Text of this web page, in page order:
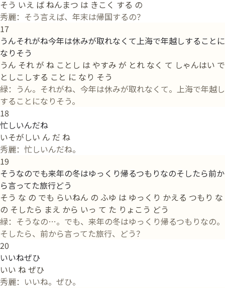
そう いえ ば ねんまつ は きこく する の
秀麗：そう言えば、年末は帰国するの？
17
うんそれがね今年は休みが取れなくて上海で年越しすることに
なりそう
うん それ が ね ことし は やすみ が とれ なく て しゃんはい で
としこしする こと に なり そう
緑：うん。それがね、今年は休みが取れなくて。上海で年越し
することになりそう。
18
忙しいんだね
いそがしい ん だ ね
秀麗：忙しいんだね。
19
そうなのでも来年の冬はゆっくり帰るつもりなのそしたら前か
ら言ってた旅行どう
そう な の でも らいねん の ふゆ は ゆっくり かえる つもり な
の そしたら まえ から いっ て た りょこう どう
緑：そうなの…。でも、来年の冬はゆっくり帰るつもりなの。
そしたら、前から言ってた旅行、どう？
20
いいねぜひ
いい ね ぜひ
秀麗：いいね。ぜひ。